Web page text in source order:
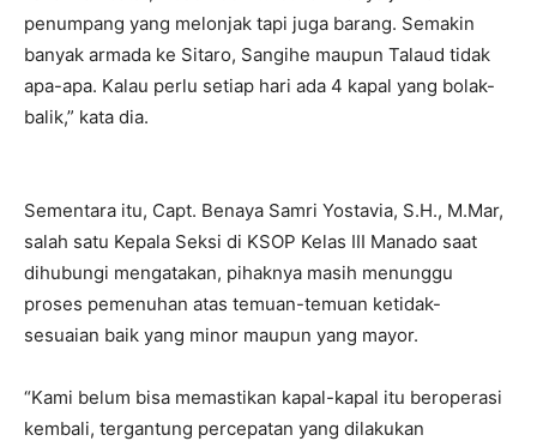
penumpang yang melonjak tapi juga barang. Semakin
banyak armada ke Sitaro, Sangihe maupun Talaud tidak
apa-apa. Kalau perlu setiap hari ada 4 kapal yang bolak-
balik,” kata dia.
Sementara itu, Capt. Benaya Samri Yostavia, S.H., M.Mar,
salah satu Kepala Seksi di KSOP Kelas III Manado saat
dihubungi mengatakan, pihaknya masih menunggu
proses pemenuhan atas temuan-temuan ketidak-
sesuaian baik yang minor maupun yang mayor.
“Kami belum bisa memastikan kapal-kapal itu beroperasi
kembali, tergantung percepatan yang dilakukan